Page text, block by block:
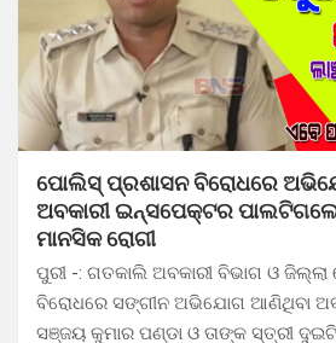
ପୋଲିସ୍ ପ୍ରଶାସନ ବିରୋଧରେ
ଅବକାରୀ ଇନ୍ସପେକ୍ଟର
ମାନସିକ ରୋଗୀ
ପୁରୀ -: ଗତକାଲି ଅବକାରୀ ବିଭାଗ ଓ
ବିରୋଧରେ ସଙ୍ଗୀନ ଅଭିଯୋଗ ଆଣିଥିବା
ସଞ୍ଜୟ କୁମାର ପଣ୍ଡା ଓ ତାଙ୍କ ସ୍ତ୍ରୀ